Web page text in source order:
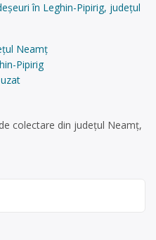
în Leghin-Pipirig, județul
Neamț
Pipirig
colectare din județul Neamț,